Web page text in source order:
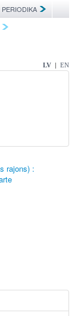
PERIODIKA
LV | EN
rajons) :